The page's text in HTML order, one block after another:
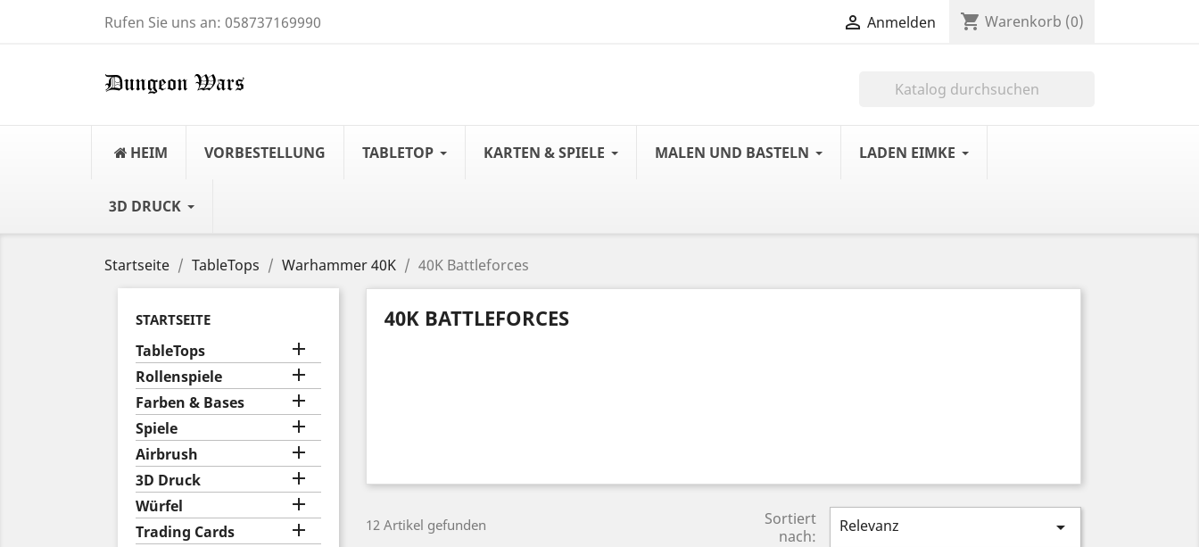
Rufen Sie uns an: 058737169990  Anmelden shopping_cart Warenkorb (0)

HEIM VORBESTELLUNG TABLETOP KARTEN & SPIELE MALEN UND BASTELN LADEN EIMKE
3D DRUCK
Startseite TableTops Warhammer 40K 40K Battleforces
STARTSEITE
TableTops 
Rollenspiele 
Farben & Bases 
Spiele 
Airbrush 
3D Druck 
Würfel 
Trading Cards 
40K BATTLEFORCES
12 Artikel gefunden
Sortiert
nach:
Relevanz 